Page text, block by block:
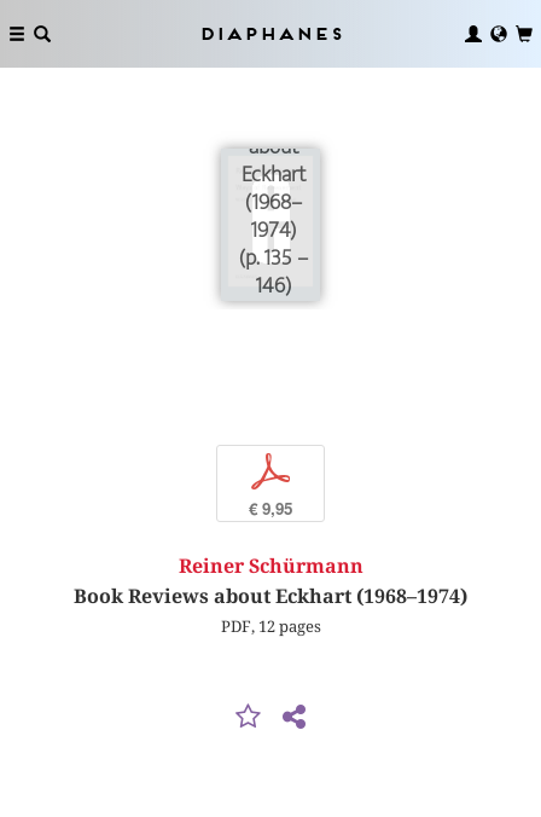
Diaphanes
about
Eckhart
(1968–
1974)
(p. 135 –
146)
p
€ 9,95
Reiner Schürmann
Book Reviews about Eckhart (1968–1974)
PDF, 12 pages